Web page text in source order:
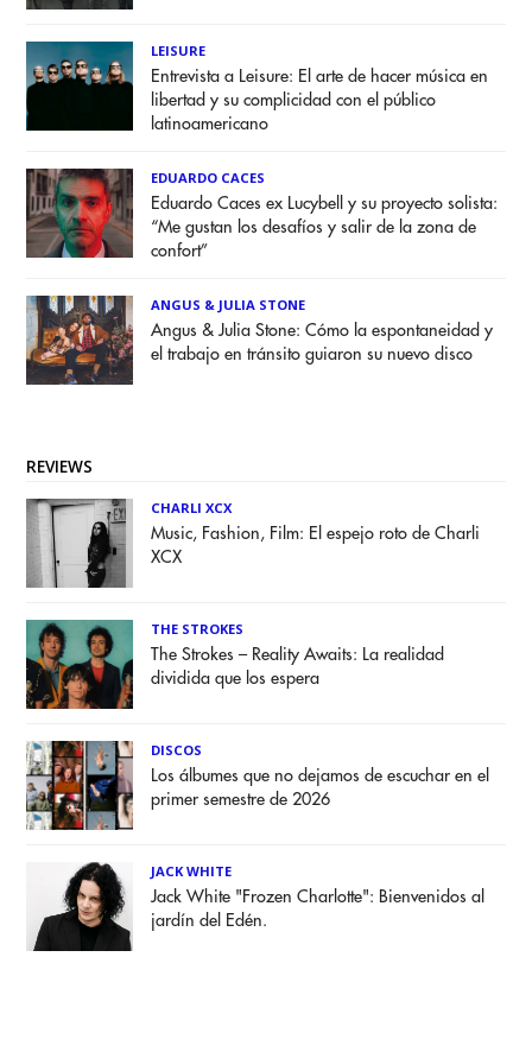
LEISURE
Entrevista a Leisure: El arte de hacer música en
libertad y su complicidad con el público
latinoamericano
EDUARDO CACES
Eduardo Caces ex Lucybell y su proyecto solista:
“Me gustan los desafíos y salir de la zona de
confort”
ANGUS & JULIA STONE
Angus & Julia Stone: Cómo la espontaneidad y
el trabajo en tránsito guiaron su nuevo disco
REVIEWS
CHARLI XCX
Music, Fashion, Film: El espejo roto de Charli
XCX
THE STROKES
The Strokes – Reality Awaits: La realidad
dividida que los espera
DISCOS
Los álbumes que no dejamos de escuchar en el
primer semestre de 2026
JACK WHITE
Jack White "Frozen Charlotte": Bienvenidos al
jardín del Edén.